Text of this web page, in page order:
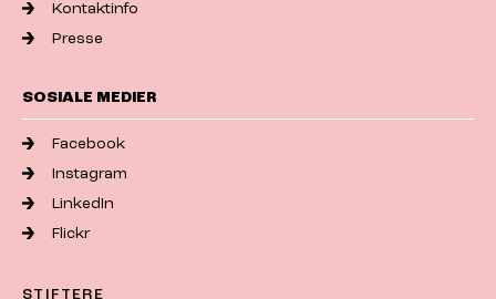
Kontaktinfo
Presse
SOSIALE MEDIER
Facebook
Instagram
LinkedIn
Flickr
STIFTERE